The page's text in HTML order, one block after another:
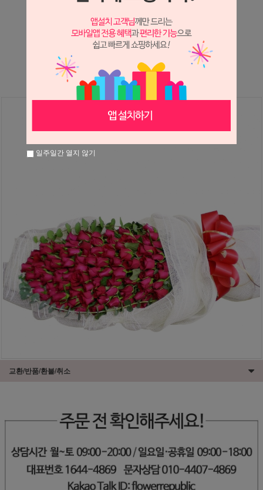
※ 필독해주세요 ※
는 시세 변동에 따라 가격이 달라질 수 있으니
문의 후 주문 바랍니다.
교환/반품/환불/취소
일주일간 열지 않기